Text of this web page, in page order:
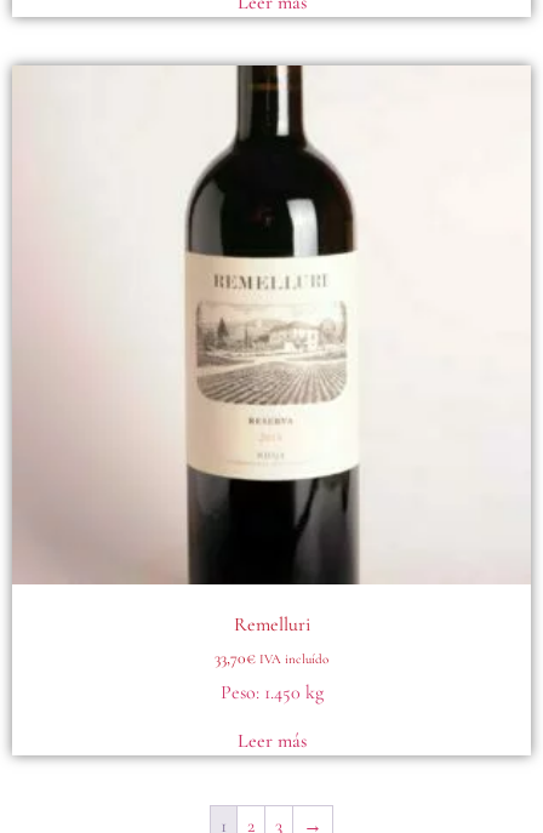
Remelluri
33,70€ IVA incluído
Peso:1.450 kg
Leer más
1 2 3 →